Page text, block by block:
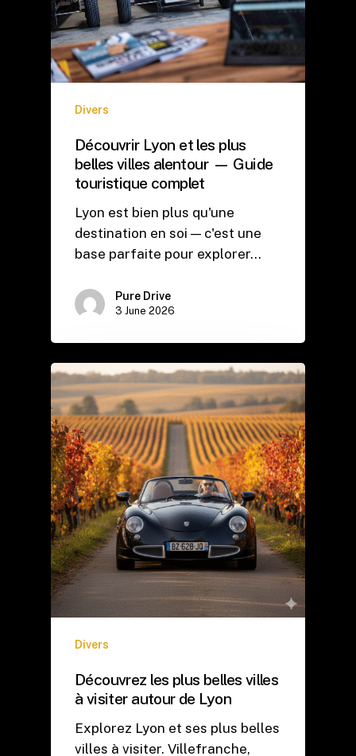
Divers
Découvrir Lyon et les plus
belles villes alentour — Guide
touristique complet
Lyon est bien plus qu'une
destination en soi — c'est une
base parfaite pour explorer…
Pure Drive
3 June 2026
Divers
Découvrez les plus belles villes
à visiter autour de Lyon
Explorez Lyon et ses plus belles
villes à visiter. Villefranche,